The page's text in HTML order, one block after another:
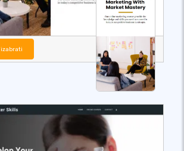
izabrati